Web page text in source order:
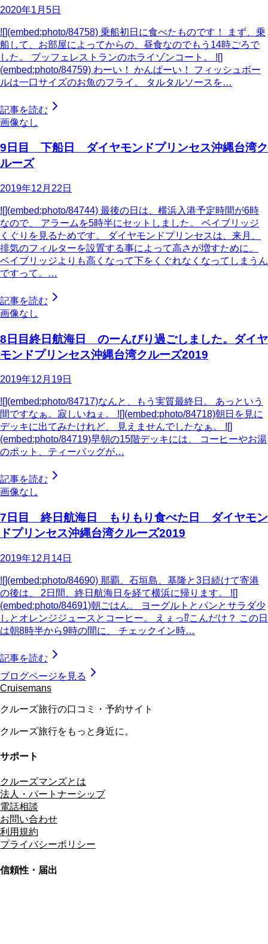
2020年1月5日
![](embed:photo/84758) 乗船初日に食べたものです！ まず、乗
船して、お部屋によってからの、昼食なのでもう14時ごろで
した。 ブッフェレストランのホライゾンコート。 ![]
(embed:photo/84759) わーい！ かんぱーい！ フィッシュボー
ルは一口サイズのお魚のフライ。 タルタルソースを…
記事を読む
画像なし
9日目 下船日 ダイヤモンドプリンセス沖縄台湾ク
ルーズ
2019年12月22日
![](embed:photo/84744) 最後の日は、横浜入港予定時間が6時
なので、 アラームを5時半にセットしました。 ベイブリッジ
くぐりを見るためです。 ダイヤモンドプリンセスは、来月、
排気のフィルターを設置する事によって高さが増すために、
ベイブリッジよりも高くなって下をくぐれなくなってしまうん
ですって。…
記事を読む
画像なし
8日目終日航海日 のーんびり過ごしました。ダイヤ
モンドプリンセス沖縄台湾クルーズ2019
2019年12月19日
![](embed:photo/84717)なんと、もう実質最終日。 あっという
間ですなぁ。寂しいねぇ。 ![](embed:photo/84718)朝日を見に
デッキに出てみたけれど、 見えませんでしたなぁ。 ![]
(embed:photo/84719)早朝の15階デッキには、 コーヒーやお湯
のポット、ティーバッグが…
記事を読む
画像なし
7日目 終日航海日 もりもり食べた日 ダイヤモン
ドプリンセス沖縄台湾クルーズ2019
2019年12月14日
![](embed:photo/84690) 那覇、石垣島、基隆と3日続けて寄港
の後は、 2日間、終日航海日を経て横浜に帰ります。 ![]
(embed:photo/84691)朝ごはん。 ヨーグルトとパンとサラダ少
しとオレンジジュースとコーヒー。 えぇっ⁉︎こんだけ？ この日
は朝8時半から9時の間に、 チェックイン時…
記事を読む
ブログページを見る
Cruisemans
クルーズ旅行の口コミ・予約サイト
クルーズ旅行をもっと身近に。
サポート
クルーズマンズとは
法人・パートナーシップ
電話相談
お問い合わせ
利用規約
プライバシーポリシー
信頼性・届出